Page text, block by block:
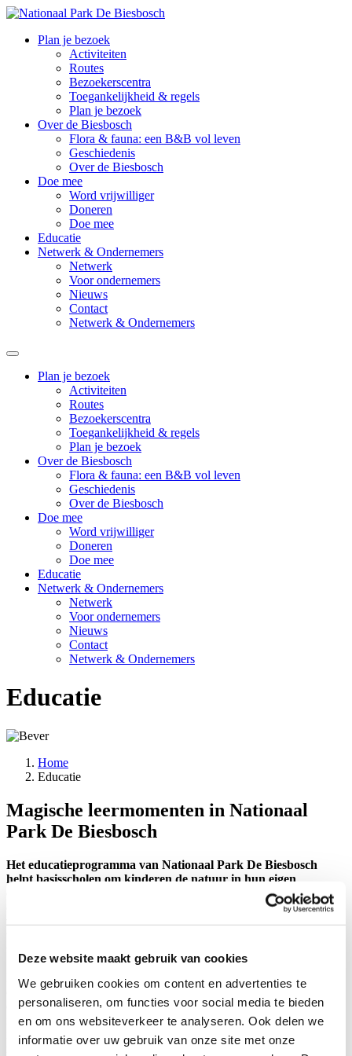
Deze website maakt gebruik van cookies
We gebruiken cookies om content en advertenties te
personaliseren, om functies voor social media te bieden
en om ons websiteverkeer te analyseren. Ook delen we
informatie over uw gebruik van onze site met onze
Overslaan
naar
Plan je bezoek
Activiteiten
Routes
Bezoekerscentra
Toegankelijkheid & regels
Plan je bezoek
Over de Biesbosch
Flora & fauna: een B&B vol leven
Geschiedenis
Over de Biesbosch
Doe mee
Word vrijwilliger
Doneren
Doe mee
Educatie
Netwerk & Ondernemers
Netwerk
Voor ondernemers
Nieuws
Contact
Netwerk & Ondernemers
Plan je bezoek
Activiteiten
Routes
Bezoekerscentra
Toegankelijkheid & regels
Plan je bezoek
Over de Biesbosch
Flora & fauna: een B&B vol leven
Geschiedenis
Over de Biesbosch
Doe mee
Word vrijwilliger
Doneren
Doe mee
Educatie
Netwerk & Ondernemers
Netwerk
Voor ondernemers
Nieuws
Contact
Netwerk & Ondernemers
Educatie
Kruimelpad
Home
Educatie
Magische leermomenten in Nationaal
Park De Biesbosch
Het educatieprogramma van Nationaal Park De Biesbosch
helpt basisscholen om kinderen de natuur in hun eigen
omgeving te laten ervaren. Want kinderen leren het meeste over
de natuur, in de natuur. Zelf kijken, zelf ontdekken. Speciaal
In de leerlijn Houden van en zorgen voor de natuur krijgen kinderen
een bijzondere natuurervaring. Jonge kinderen leren eerst planten en
dieren herkennen. Daarna gaan ze steeds beter begrijpen hoe de
natuur werkt. In de bovenbouw ontdekken ze waarom natuur en
natuurlijke processen zo belangrijk zijn. Zo groeit hun liefde voor de
natuur stap voor stap, en leren ze waarom het belangrijk is om er